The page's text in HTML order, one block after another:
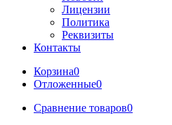
Лицензии
Политика
Реквизиты
Контакты
Корзина0
Отложенные0
Сравнение товаров0